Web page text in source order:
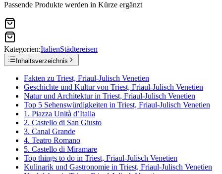
Passende Produkte werden in Kürze ergänzt
Kategorien:ItalienStädtereisen
Inhaltsverzeichnis
Fakten zu Triest, Friaul-Julisch Venetien
Geschichte und Kultur von Triest, Friaul-Julisch Venetien
Natur und Architektur in Triest, Friaul-Julisch Venetien
Top 5 Sehenswürdigkeiten in Triest, Friaul-Julisch Venetien
1. Piazza Unità d’Italia
2. Castello di San Giusto
3. Canal Grande
4. Teatro Romano
5. Castello di Miramare
Top things to do in Triest, Friaul-Julisch Venetien
Kulinarik und Gastronomie in Triest, Friaul-Julisch Venetien